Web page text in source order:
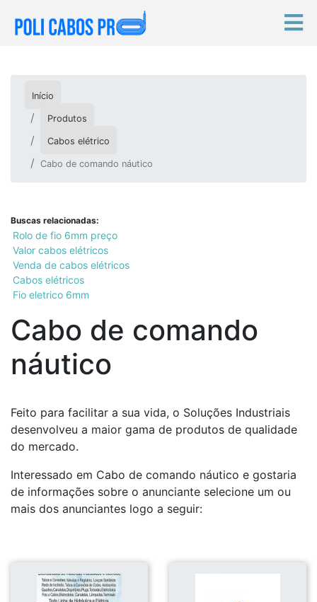
Início
Produtos
Cabos elétrico
Cabo de comando náutico
Buscas relacionadas:
Rolo de fio 6mm preço
Valor cabos elétricos
Venda de cabos elétricos
Cabos elétricos
Fio eletrico 6mm
Cabo de comando
náutico
Feito para facilitar a sua vida, o Soluções Industriais
desenvolveu a maior gama de produtos de qualidade
do mercado.
Interessado em Cabo de comando náutico e gostaria
de informações sobre o anunciante selecione um ou
mais dos anunciantes logo a seguir: